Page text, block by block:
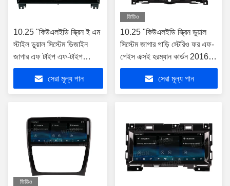
10.25 "কিউএলইডি স্ক্রিন ই এম
স্টাইল ডুয়াল সিস্টেম ডিজাইন
জাগার এফ টাইপ এফ-টাইপ
2012-2020 গাড়ি স্টেরিওর
সেরা মূল্য পান
ভিডিও
10.25 "কিউএলইডি স্ক্রিন ডুয়াল
সিস্টেম জাগার গাড়ি স্টেরিও ফর এফ-
পেইস এক্সই হরম্যান কার্ডন 2016-
2019 গাড়ি মাল্টিমিডিয়া স্টেরিও সহ
সেরা মূল্য পান
ভিডিও